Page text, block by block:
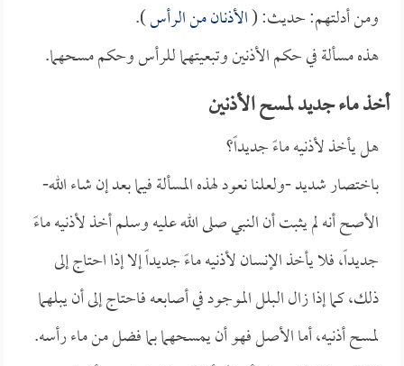
ومن أدلتهم: حديث: (الأذنان من الرأس).
هذه مسألة في حكم الأذنين وتبعيتهما للرأس وحكم مسحهما.
أخذ ماء جديد لمسح الأذنين
هل يأخذ لأذنيه ماءً جديداً؟
باختصار شديد -ولعلنا نعود لهذه المسألة فيما بعد إن شاء الله-
الأصح أنه لم يثبت أن النبي صلى الله عليه وسلم أخذ لأذنيه ماءً
جديداً، فلا يأخذ الإنسان لأذنيه ماءً جديداً إلا إذا احتاج إلى
ذلك، كما إذا زال البلل الموجود في أصابعه فاحتاج إلى أن يبلهما
لمسح أذنيه، أما الأصل فهو أن يمسحهما بما فضل من ماء رأسه.